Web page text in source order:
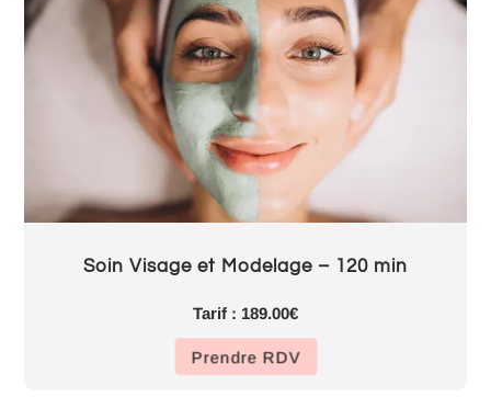
Soin Visage et Modelage – 120 min
Tarif : 189.00€
Prendre RDV